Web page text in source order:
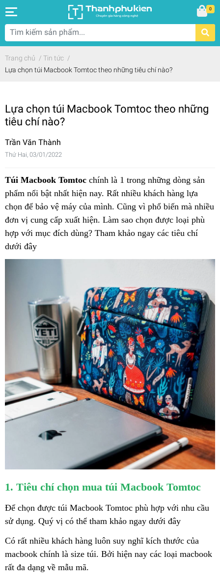
0
Trang chủ / Tin tức /
Lựa chọn túi Macbook Tomtoc theo những tiêu chí nào?
Lựa chọn túi Macbook Tomtoc theo những
tiêu chí nào?
Trần Văn Thành
Thứ Hai, 03/01/2022
Túi Macbook Tomtoc chính là 1 trong những dòng sản
phẩm nổi bật nhất hiện nay. Rất nhiều khách hàng lựa
chọn để bảo vệ máy của mình. Cũng vì phổ biến mà nhiều
đơn vị cung cấp xuất hiện. Làm sao chọn được loại phù
hợp với mục đích dùng? Tham khảo ngay các tiêu chí
dưới đây
1. Tiêu chí chọn mua túi Macbook Tomtoc
Để chọn được túi Macbook Tomtoc phù hợp với nhu cầu
sử dụng. Quý vị có thể tham khảo ngay dưới đây
Có rất nhiều khách hàng luôn suy nghĩ kích thước của
macbook chính là size túi. Bởi hiện nay các loại macbook
rất đa dạng về mẫu mã.